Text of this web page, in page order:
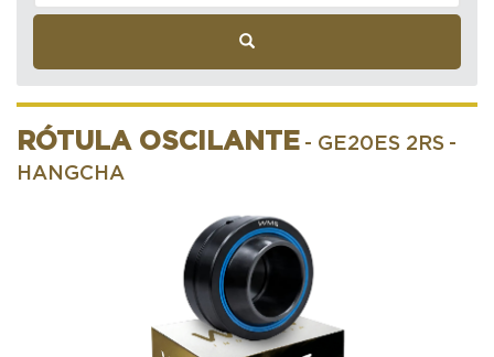
RÓTULA OSCILANTE - GE20ES 2RS -
HANGCHA